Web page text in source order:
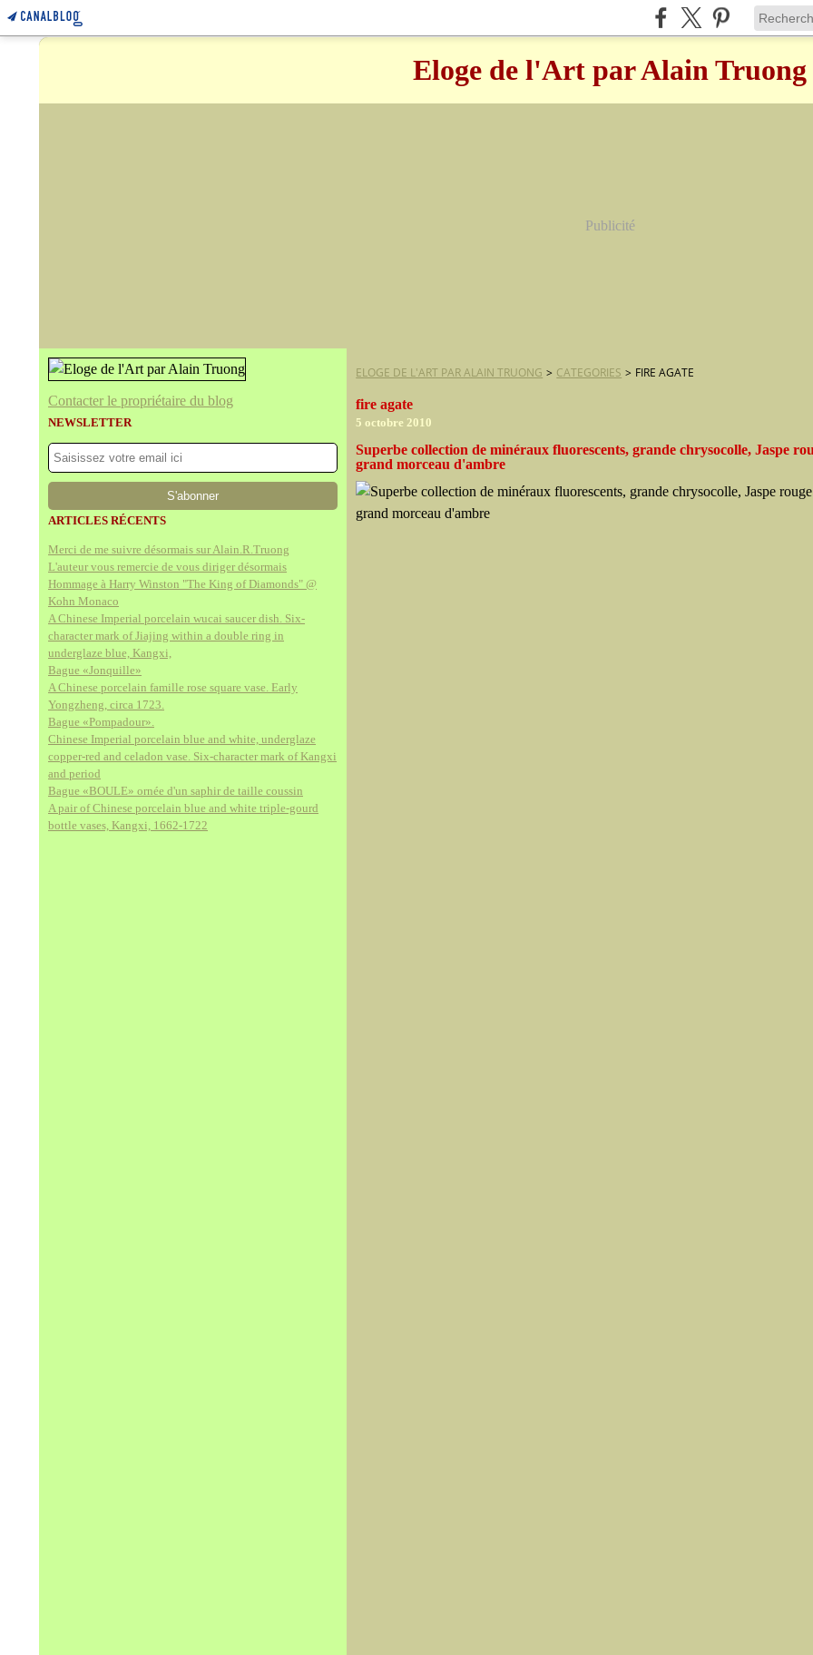
Eloge de l'Art par Alain Truong
Publicité
Contacter le propriétaire du blog
NEWSLETTER
ARTICLES RÉCENTS
Merci de me suivre désormais sur Alain.R.Truong
L'auteur vous remercie de vous diriger désormais
Hommage à Harry Winston "The King of Diamonds" @
Kohn Monaco
A Chinese Imperial porcelain wucai saucer dish. Six-
character mark of Jiajing within a double ring in
underglaze blue, Kangxi,
Bague «Jonquille»
A Chinese porcelain famille rose square vase. Early
Yongzheng, circa 1723.
Bague «Pompadour».
Chinese Imperial porcelain blue and white, underglaze
copper-red and celadon vase. Six-character mark of Kangxi
and period
Bague «BOULE» ornée d'un saphir de taille coussin
A pair of Chinese porcelain blue and white triple-gourd
bottle vases, Kangxi, 1662-1722
ELOGE DE L'ART PAR ALAIN TRUONG > CATEGORIES > FIRE AGATE
fire agate
5 octobre 2010
Superbe collection de minéraux fluorescents, grande chrysocolle, Jaspe
grand morceau d'ambre